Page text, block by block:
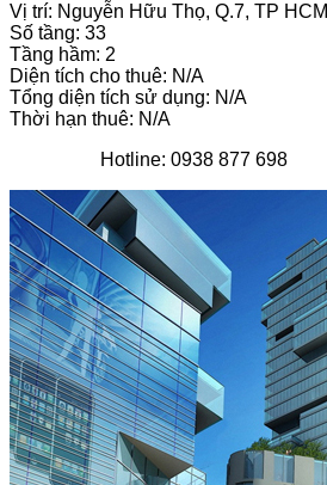
Vị trí: Nguyễn Hữu Thọ, Q.7, TP HCM
Số tầng: 33
Tầng hầm: 2
Diện tích cho thuê: N/A
Tổng diện tích sử dụng: N/A
Thời hạn thuê: N/A
Hotline: 0938 877 698